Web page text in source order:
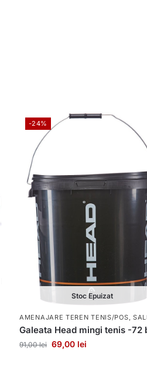
-24%
Stoc Epuizat
AMENAJARE TEREN TENIS/POS,
Galeata Head mingi tenis -72
91,00lei 69,00 lei